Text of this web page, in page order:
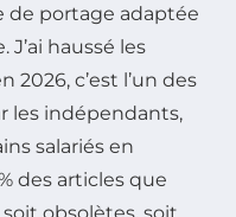
de portage adaptée
haussé les
2026, c’est l’un des
les indépendants,
salariés en
des articles que